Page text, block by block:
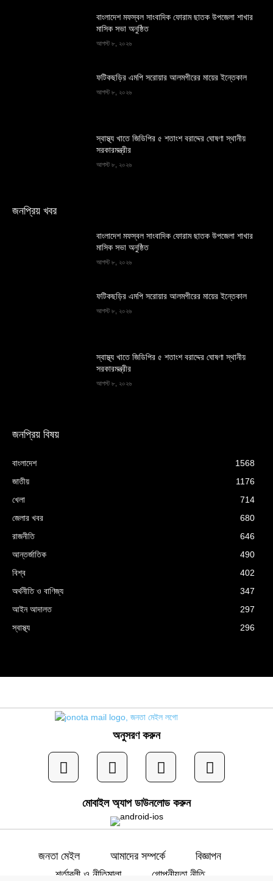
বাংলাদেশ মফস্বল সাংবাদিক ফোরাম ছাতক উপজেলা শাখার
মাসিক সভা অনুষ্ঠিত
আগস্ট ৮, ২০২৬
ফটিকছড়ির এমপি সরোয়ার আলমগীরের মায়ের ইন্তেকাল
আগস্ট ৮, ২০২৬
স্বাস্থ্য খাতে জিডিপির ৫ শতাংশ বরাদ্দের ঘোষণা স্থানীয়
সরকারমন্ত্রীর
আগস্ট ৮, ২০২৬
জনপ্রিয় খবর
বাংলাদেশ মফস্বল সাংবাদিক ফোরাম ছাতক উপজেলা শাখার
মাসিক সভা অনুষ্ঠিত
আগস্ট ৮, ২০২৬
ফটিকছড়ির এমপি সরোয়ার আলমগীরের মায়ের ইন্তেকাল
আগস্ট ৮, ২০২৬
স্বাস্থ্য খাতে জিডিপির ৫ শতাংশ বরাদ্দের ঘোষণা স্থানীয়
সরকারমন্ত্রীর
আগস্ট ৮, ২০২৬
জনপ্রিয় বিষয়
বাংলাদেশ
1568
জাতীয়
1176
খেলা
714
জেলার খবর
680
রাজনীতি
646
আন্তর্জাতিক
490
বিশ্ব
402
অর্থনীতি ও বাণিজ্য
347
আইন আদালত
297
স্বাস্থ্য
296
অনুসরণ করুন
মোবাইল অ্যাপ ডাউনলোড করুন
জনতা মেইল আমাদের সম্পর্কে
বিজ্ঞাপন
শর্তাবলী ও নীতিমালা
গোপনীয়তা নীতি